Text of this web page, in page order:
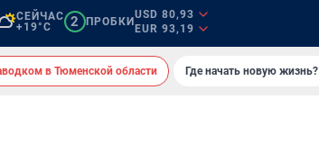
СЕЙЧАС
+19°C
2 ПРОБКИ
USD 80,93
EUR 93,19
в Тюменской области Где начать новую жизнь?